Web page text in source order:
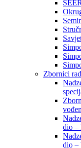
Zbornici
dio –
dio –